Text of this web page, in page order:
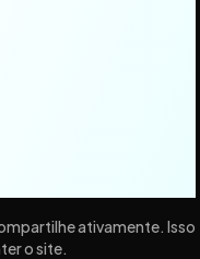
ativamente. Isso
o site.